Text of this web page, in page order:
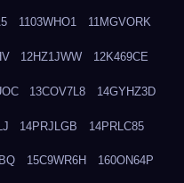
1103WHO1 11MGVORK
12HZ1JWW 12K469CE
13COV7L8 14GYHZ3D
14PRJLGB 14PRLC85
15C9WR6H 160ON64P